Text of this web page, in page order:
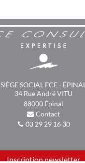
SIÈGE SOCIAL FCE - ÉPINAL
34 Rue André VITU
88000 Épinal
Contact
03 29 29 16 30
Inscription newsletter